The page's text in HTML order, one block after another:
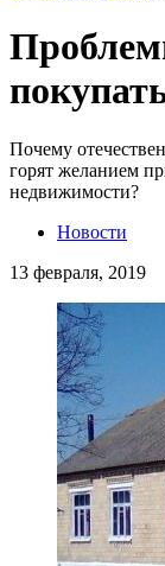
Почему
горят желанием
недвижимости?
Новости
13 февраля, 2019